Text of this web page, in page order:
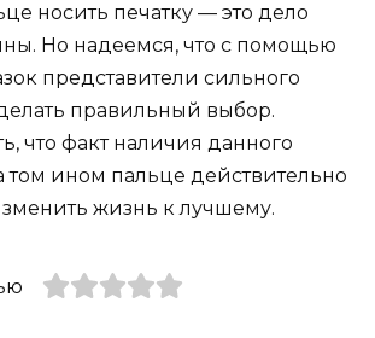
носить печатку — это дело
Но надеемся, что с помощью
представители сильного
правильный выбор.
что факт наличия данного
ином пальце действительно
жизнь к лучшему.